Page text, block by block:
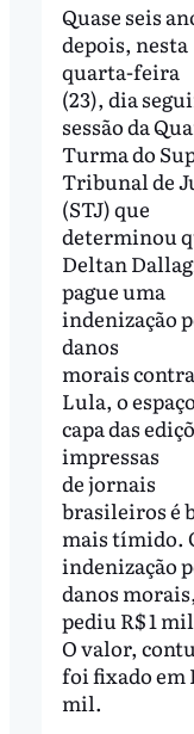
Quase seis
depois, nesta
quarta-feira
(23), dia
sessão da
Turma do
Tribunal de
(STJ) que
determinou
Deltan
pague uma
indenização
danos
morais contra
Lula, o
capa das
impressas
de jornais
brasileiros é
mais tímido.
indenização
danos
pediu R$ 1
O valor,
foi fixado em
mil.